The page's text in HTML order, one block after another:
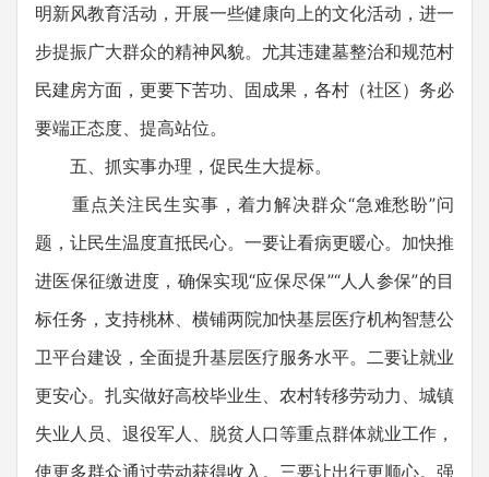
明新风教育活动，开展一些健康向上的文化活动，进一
步提振广大群众的精神风貌。尤其违建墓整治和规范村
民建房方面，更要下苦功、固成果，各村（社区）务必
要端正态度、提高站位。
五、抓实事办理，促民生大提标。
重点关注民生实事，着力解决群众“急难愁盼”问
题，让民生温度直抵民心。一要让看病更暖心。加快推
进医保征缴进度，确保实现“应保尽保”“人人参保”的目
标任务，支持桃林、横铺两院加快基层医疗机构智慧公
卫平台建设，全面提升基层医疗服务水平。二要让就业
更安心。扎实做好高校毕业生、农村转移劳动力、城镇
失业人员、退役军人、脱贫人口等重点群体就业工作，
使更多群众通过劳动获得收入。三要让出行更顺心。强